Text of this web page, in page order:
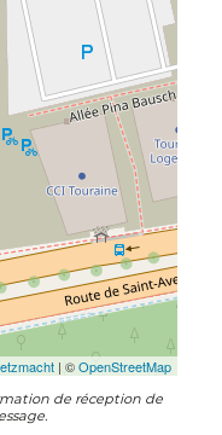
| ©OpenStreetMap
de réception de